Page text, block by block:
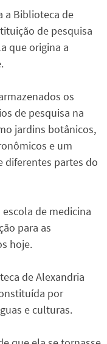
a Biblioteca de
de pesquisa
que origina a
os
de pesquisa na
jardins botânicos,
e um
diferentes partes do
de medicina
para as
hoje.
de Alexandria
por
e culturas.